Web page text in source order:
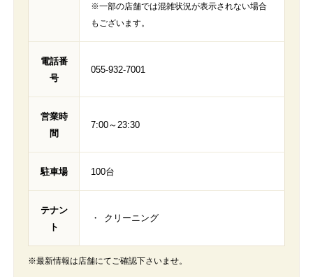
※一部の店舗では混雑状況が表示されない場合
もございます。
電話番
号
055-932-7001
営業時
間
7:00～23:30
駐車場 100台
テナン
ト
クリーニング
※最新情報は店舗にてご確認下さいませ。